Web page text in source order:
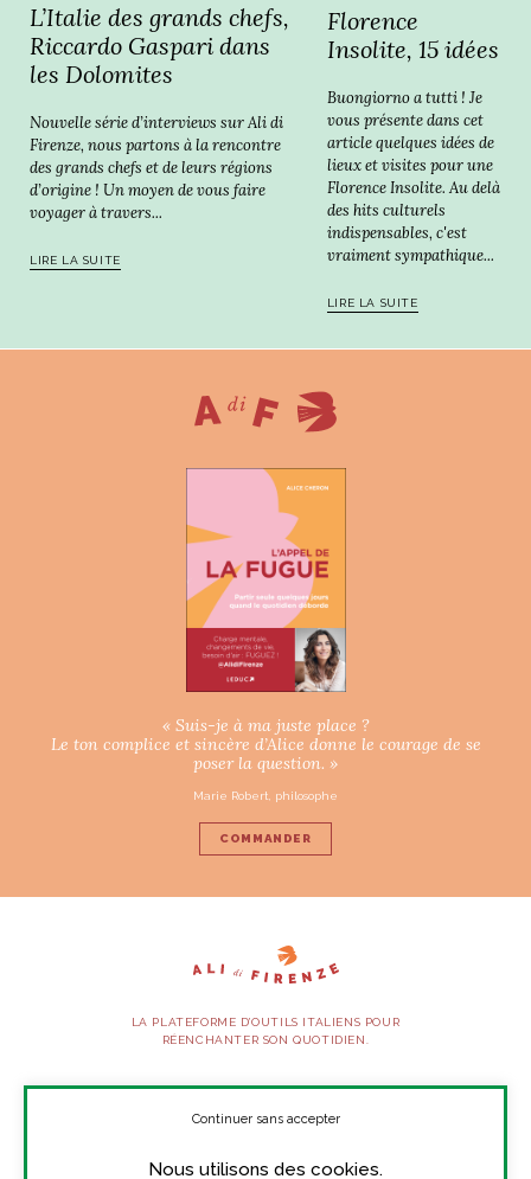
L’Italie des grands chefs,
Riccardo Gaspari dans
les Dolomites
Nouvelle série d’interviews sur Ali di
Firenze, nous partons à la rencontre
des grands chefs et de leurs régions
d’origine ! Un moyen de vous faire
voyager à travers...
LIRE LA SUITE
Florence
Insolite, 15 idées
Buongiorno a tutti ! Je
vous présente dans cet
article quelques idées de
lieux et visites pour une
Florence Insolite. Au delà
des hits culturels
indispensables, c'est
vraiment sympathique...
LIRE LA SUITE
« Suis-je à ma juste place ?
Le ton complice et sincère d’Alice donne le courage de se
poser la question. »
Marie Robert, philosophe
COMMANDER
LA PLATEFORME D’OUTILS ITALIENS POUR
RÉENCHANTER SON QUOTIDIEN.
SUIVEZ-NOUS
Nous utilisons des cookies.
Continuer sans accepter